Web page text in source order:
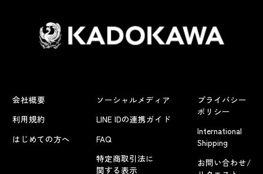
会社概要
利用規約
はじめての方へ
ソーシャルメディア
LINE IDの連携ガイド
FAQ
特定商取引法に
関する表示
プライバシー
ポリシー
International
Shipping
お問い合わせ/